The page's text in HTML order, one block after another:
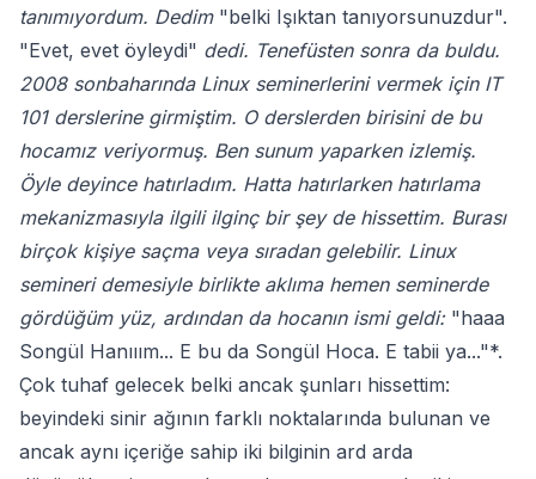
tanımıyordum. Dedim"belki Işıktan tanıyorsunuzdur".
"Evet, evet öyleydi" dedi. Tenefüsten sonra da buldu.
2008 sonbaharında Linux seminerlerini vermek için IT
101 derslerine girmiştim. O derslerden birisini de bu
hocamız veriyormuş. Ben sunum yaparken izlemiş.
Öyle deyince hatırladım. Hatta hatırlarken hatırlama
mekanizmasıyla ilgili ilginç bir şey de hissettim. Burası
birçok kişiye saçma veya sıradan gelebilir. Linux
semineri demesiyle birlikte aklıma hemen seminerde
gördüğüm yüz, ardından da hocanın ismi geldi:"haaa
Songül Hanııım... E bu da Songül Hoca. E tabii ya..."*.
Çok tuhaf gelecek belki ancak şunları hissettim:
beyindeki sinir ağının farklı noktalarında bulunan ve
ancak aynı içeriğe sahip iki bilginin ard arda